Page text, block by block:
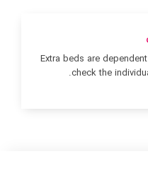
Extra beds are
check the